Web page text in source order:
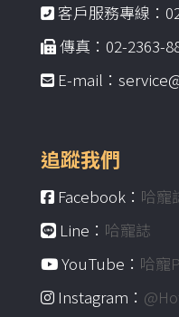
客戶服務專線：
傳真：02-2363-
E-mail：
追蹤我們
Facebook： 哈寵
Line： 哈寵誌
YouTube： 哈寵
Instagram：